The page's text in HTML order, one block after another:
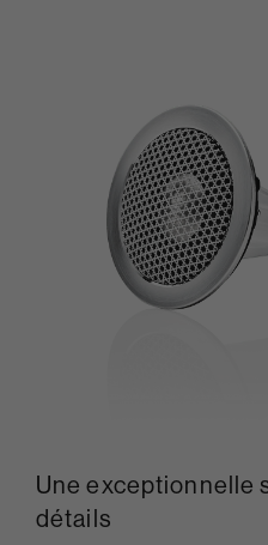
Une exceptionnelle
détails